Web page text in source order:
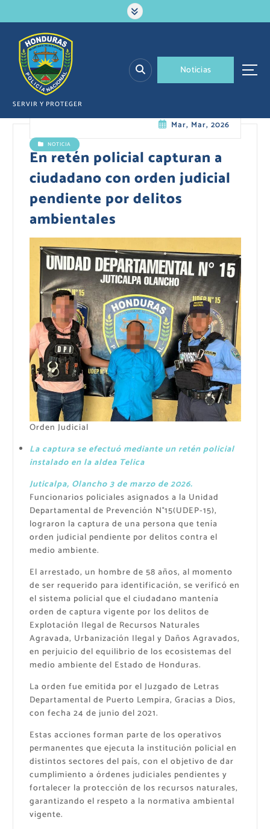
a
SERVIR Y PROTEGER
Noticias
Mar, Mar, 2026
NOTICIA
En retén policial capturan a
ciudadano con orden judicial
pendiente por delitos
ambientales
Orden Judicial
La captura se efectuó mediante un retén policial
instalado en la aldea Telica
Juticalpa, Olancho 3 de marzo de 2026.
Funcionarios policiales asignados a la Unidad
Departamental de Prevención N°15(UDEP-15),
lograron la captura de una persona que tenía
orden judicial pendiente por delitos contra el
medio ambiente.
El arrestado, un hombre de 58 años, al momento
de ser requerido para identificación, se verificó en
el sistema policial que el ciudadano mantenía
orden de captura vigente por los delitos de
Explotación Ilegal de Recursos Naturales
Agravada, Urbanización Ilegal y Daños Agravados,
en perjuicio del equilibrio de los ecosistemas del
medio ambiente del Estado de Honduras.
La orden fue emitida por el Juzgado de Letras
Departamental de Puerto Lempira, Gracias a Dios,
con fecha 24 de junio del 2021.
Estas acciones forman parte de los operativos
permanentes que ejecuta la institución policial en
distintos sectores del país, con el objetivo de dar
cumplimiento a órdenes judiciales pendientes y
fortalecer la protección de los recursos naturales,
garantizando el respeto a la normativa ambiental
vigente.